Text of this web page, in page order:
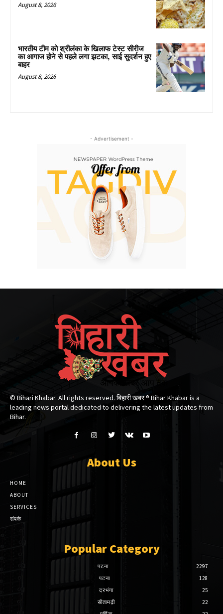
August 8, 2026
भारतीय टीम को श्रीलंका के खिलाफ टेस्ट सीरीज
का आगाज होने से पहले लगा झटका, साई सुदर्शन हुए
बाहर
August 8, 2026
- Advertisement -
© Bihari Khabar. All rights reserved. बिहारी खबर ®​ Bihar Khabar is a
leading news portal dedicated to delivering the latest updates from
Bihar.
About Us
HOME
ABOUT
SERVICES
संपर्क
Popular Category
पटना
2297
पटना
128
दरभंगा
25
सीतामढ़ी
22